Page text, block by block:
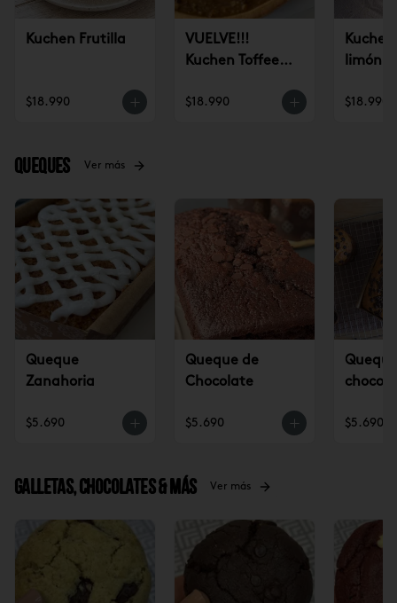
Kuchen Frutilla
$18.990
VUELVE!!!
Kuchen Toffee
$18.990
limón
$18.990
Queques Ver más
Queque
Zanahoria
$5.690
Queque de
Chocolate
$5.690 $5.690
Galletas, Chocolates & más Ver más